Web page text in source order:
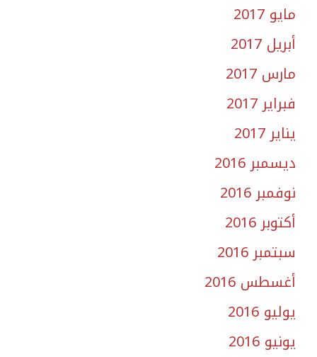
مايو 2017
أبريل 2017
مارس 2017
فبراير 2017
يناير 2017
ديسمبر 2016
نوفمبر 2016
أكتوبر 2016
سبتمبر 2016
أغسطس 2016
يوليو 2016
يونيو 2016